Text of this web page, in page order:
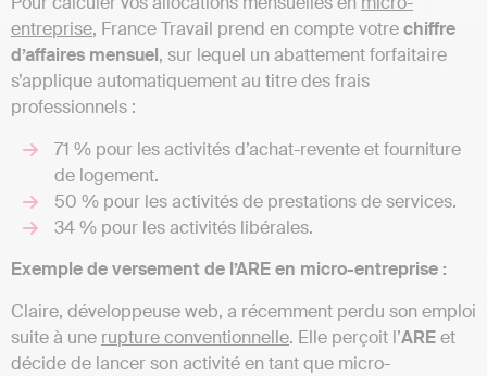
entreprise, France Travail prend en compte votrechiffre
d’affaires mensuel, sur lequel un abattement forfaitaire
s’applique automatiquement au titre des frais
professionnels :
71 % pour les activités d’achat-revente et fourniture
de logement.
50 % pour les activités de prestations de services.
34 % pour les activités libérales.
Exemple de versement de l’ARE en micro-entreprise :
Claire, développeuse web, a récemment perdu son emploi
suite à une rupture conventionnelle. Elle perçoit l’AREet
décide de lancer son activité en tant que micro-